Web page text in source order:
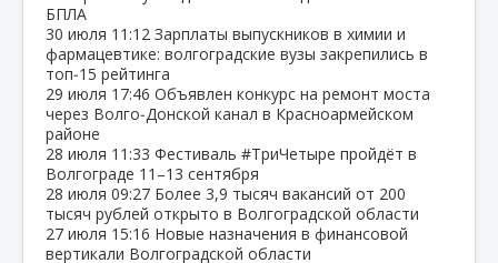
БПЛА
30 июля 11:12 Зарплаты выпускников в химии и
фармацевтике: волгоградские вузы закрепились в
топ‑15 рейтинга
29 июля 17:46 Объявлен конкурс на ремонт моста
через Волго‑Донской канал в Красноармейском
районе
28 июля 11:33 Фестиваль #ТриЧетыре пройдёт в
Волгограде 11–13 сентября
28 июля 09:27 Более 3,9 тысяч вакансий от 200
тысяч рублей открыто в Волгоградской области
27 июля 15:16 Новые назначения в финансовой
вертикали Волгоградской области